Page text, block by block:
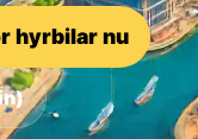
hyrbilar nu